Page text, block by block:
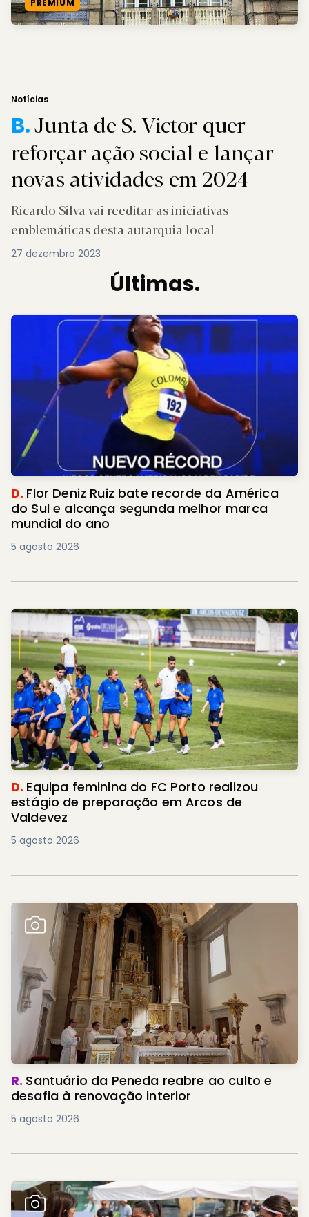
Notícias
B.Junta de S. Victor quer
reforçar ação social e lançar
novas atividades em 2024
Ricardo Silva vai reeditar as iniciativas
emblemáticas desta autarquia local
27 dezembro 2023
Últimas.
D. Flor Deniz Ruiz bate recorde da América
do Sul e alcança segunda melhor marca
mundial do ano
5 agosto 2026
D. Equipa feminina do FC Porto realizou
estágio de preparação em Arcos de
Valdevez
5 agosto 2026
R. Santuário da Peneda reabre ao culto e
desafia à renovação interior
5 agosto 2026